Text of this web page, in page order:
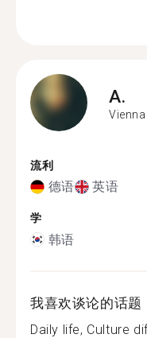
A.
Vienna
流利
德语 英语
学
韩语
我喜欢谈论的话题
Daily life, Culture